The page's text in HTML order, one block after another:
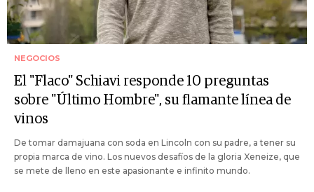
NEGOCIOS
El "Flaco" Schiavi responde 10 preguntas
sobre "Último Hombre", su flamante línea de
vinos
De tomar damajuana con soda en Lincoln con su padre, a tener su
propia marca de vino. Los nuevos desafíos de la gloria Xeneize, que
se mete de lleno en este apasionante e infinito mundo.